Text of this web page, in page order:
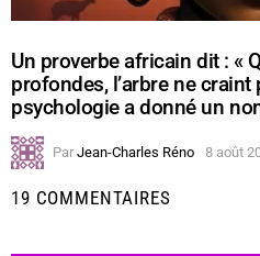
Un proverbe africain dit : «
profondes, l’arbre ne craint
psychologie a donné un
Par Jean-Charles Réno 8 août
19 COMMENTAIRES